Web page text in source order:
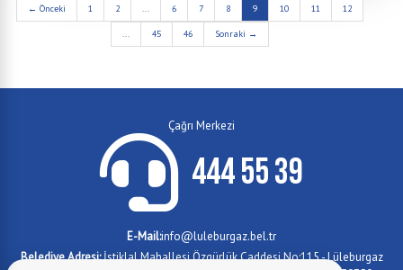
← Önceki 1 2 ... 6 7 8 9 10 11 12
... 45 46 Sonraki →
Çağrı Merkezi
444 55 39
E-Mail:info@luleburgaz.bel.tr
Belediye Adresi:İstiklal Mahallesi Özgürlük Caddesi No:115 - Lüleburgaz